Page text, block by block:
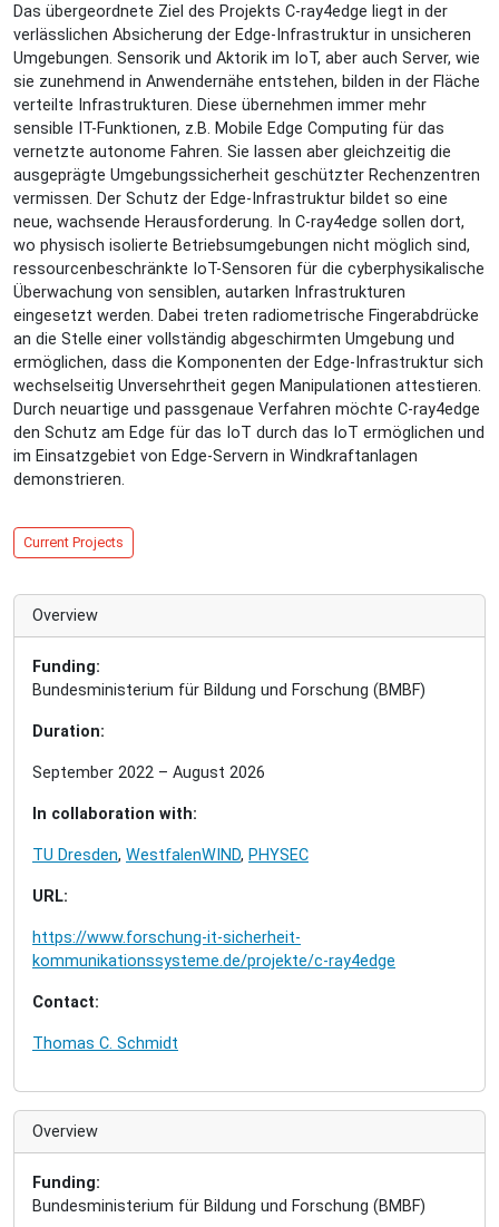
Das übergeordnete Ziel des Projekts C-ray4edge liegt in der
verlässlichen Absicherung der Edge-Infrastruktur in unsicheren
Umgebungen. Sensorik und Aktorik im IoT, aber auch Server, wie
sie zunehmend in Anwendernähe entstehen, bilden in der Fläche
verteilte Infrastrukturen. Diese übernehmen immer mehr
sensible IT-Funktionen, z.B. Mobile Edge Computing für das
vernetzte autonome Fahren. Sie lassen aber gleichzeitig die
ausgeprägte Umgebungssicherheit geschützter Rechenzentren
vermissen. Der Schutz der Edge-Infrastruktur bildet so eine
neue, wachsende Herausforderung. In C-ray4edge sollen dort,
wo physisch isolierte Betriebsumgebungen nicht möglich sind,
ressourcenbeschränkte IoT-Sensoren für die cyberphysikalische
Überwachung von sensiblen, autarken Infrastrukturen
eingesetzt werden. Dabei treten radiometrische Fingerabdrücke
an die Stelle einer vollständig abgeschirmten Umgebung und
ermöglichen, dass die Komponenten der Edge-Infrastruktur sich
wechselseitig Unversehrtheit gegen Manipulationen attestieren.
Durch neuartige und passgenaue Verfahren möchte C-ray4edge
den Schutz am Edge für das IoT durch das IoT ermöglichen und
im Einsatzgebiet von Edge-Servern in Windkraftanlagen
demonstrieren.
Current Projects
Overview
Funding:
Bundesministerium für Bildung und Forschung (BMBF)
Duration:
September 2022 – August 2026
In collaboration with:
TU Dresden, WestfalenWIND, PHYSEC
URL:
https://www.forschung-it-sicherheit-
kommunikationssysteme.de/projekte/c-ray4edge
Contact:
Thomas C. Schmidt
Overview
Funding:
Bundesministerium für Bildung und Forschung (BMBF)